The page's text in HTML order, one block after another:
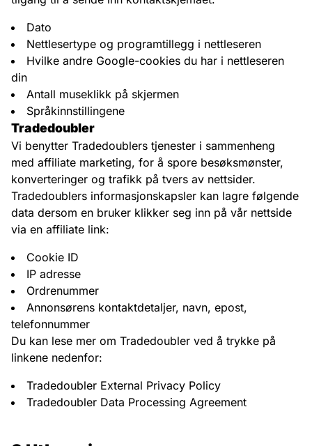
Dato
Nettlesertype og programtillegg i nettleseren
Hvilke andre Google-cookies du har i nettleseren
din
Antall museklikk på skjermen
Språkinnstillingene
Tradedoubler
Vi benytter Tradedoublers tjenester i sammenheng
med affiliate marketing, for å spore besøksmønster,
konverteringer og trafikk på tvers av nettsider.
Tradedoublers informasjonskapsler kan lagre følgende
data dersom en bruker klikker seg inn på vår nettside
via en affiliate link:
Cookie ID
IP adresse
Ordrenummer
Annonsørens kontaktdetaljer, navn, epost,
telefonnummer
Du kan lese mer om Tradedoubler ved å trykke på
linkene nedenfor:
Tradedoubler External Privacy Policy
Tradedoubler Data Processing Agreement